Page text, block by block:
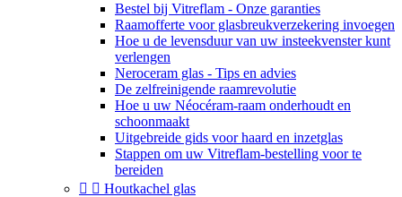
Bestel bij Vitreflam - Onze garanties
Raamofferte voor glasbreukverzekering invoegen
Hoe u de levensduur van uw insteekvenster kunt
verlengen
Neroceram glas - Tips en advies
De zelfreinigende raamrevolutie
Hoe u uw Néocéram-raam onderhoudt en
schoonmaakt
Uitgebreide gids voor haard en inzetglas
Stappen om uw Vitreflam-bestelling voor te
bereiden
  Houtkachel glas